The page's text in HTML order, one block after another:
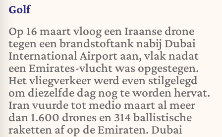
Golf
Op 16 maart vloog een Iraanse drone
tegen een brandstoftank nabij Dubai
International Airport aan, vlak nadat
een Emirates-vlucht was opgestegen.
Het vliegverkeer werd even stilgelegd
om diezelfde dag nog te worden hervat.
Iran vuurde tot medio maart al meer
dan 1.600 drones en 314 ballistische
raketten af op de Emiraten. Dubai